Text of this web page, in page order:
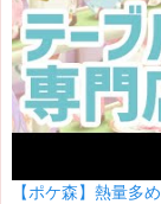
【ポケ森】熱量多